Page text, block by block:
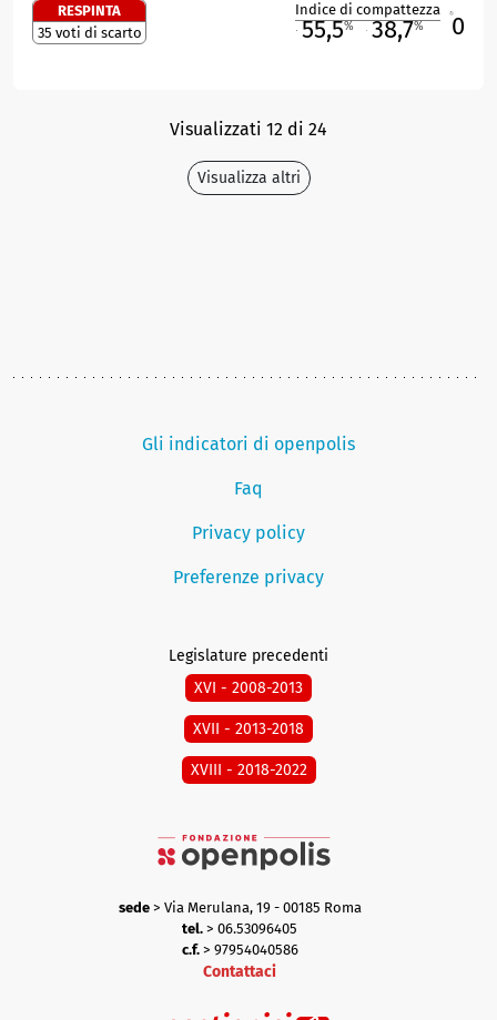
RESPINTA
35 voti di scarto
Indice di compattezza
55,5% 38,7% 0
Visualizzati 12 di 24
Visualizza altri
Gli indicatori di openpolis
Faq
Privacy policy
Preferenze privacy
Legislature precedenti
XVI - 2008-2013
XVII - 2013-2018
XVIII - 2018-2022
sede> Via Merulana, 19 - 00185 Roma
tel. > 06.53096405
c.f.> 97954040586
Contattaci